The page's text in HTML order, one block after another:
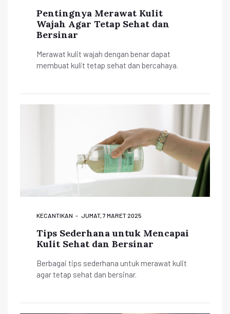
Pentingnya Merawat Kulit
Wajah Agar Tetap Sehat dan
Bersinar
Merawat kulit wajah dengan benar dapat
membuat kulit tetap sehat dan bercahaya.
KECANTIKAN JUMAT, 7 MARET 2025
Tips Sederhana untuk Mencapai
Kulit Sehat dan Bersinar
Berbagai tips sederhana untuk merawat kulit
agar tetap sehat dan bersinar.